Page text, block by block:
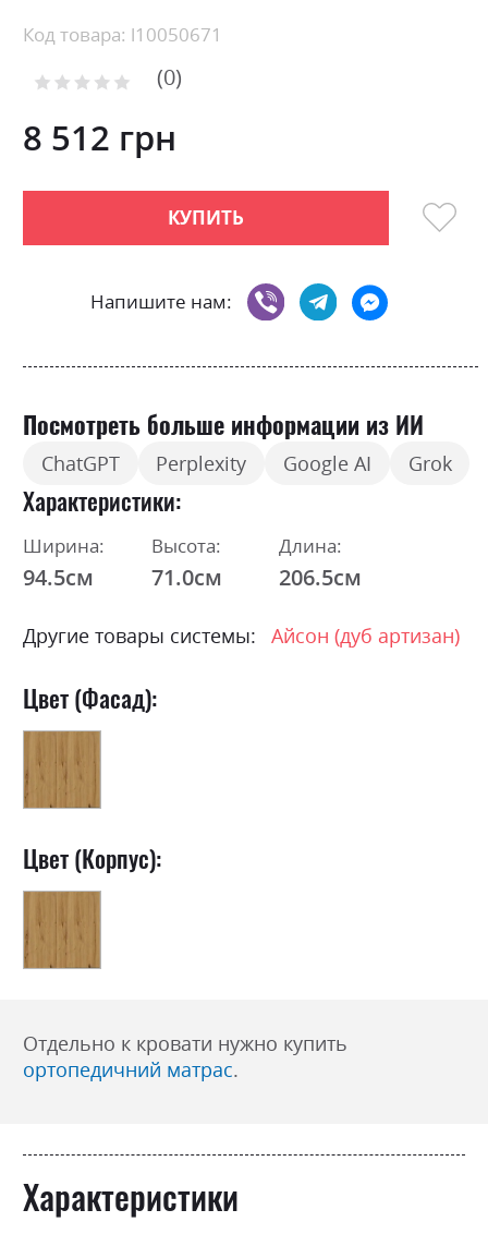
Skip
the
of
the
gallery
Код товара: l10050671
Рейтинг: 0
8 512 грн
КУПИТЬ
Напишите нам:
Посмотреть больше информации из ИИ
ChatGPT Perplexity Google AI Grok
Характеристики
Ширина:
94.5см
Высота:
71.0см
Длина:
206.5см
Другие товары системы: Айсон (дуб артизан)
Цвет (Фасад):
Цвет (Корпус):
Отдельно к кровати нужно купить
ортопедичний матрас.
Характеристики